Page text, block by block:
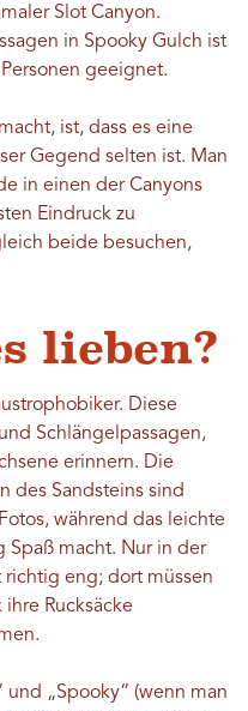
Slot Canyon.
in Spooky Gulch ist
geeignet.
ist, dass es eine
Gegend selten ist. Man
in einen der Canyons
Eindruck zu
beide besuchen,
lieben?
Diese
Schlängelpassagen,
erinnern. Die
des Sandsteins sind
während das leichte
Spaß macht. Nur in der
eng; dort müssen
Rucksäcke
und „Spooky“ (wenn man